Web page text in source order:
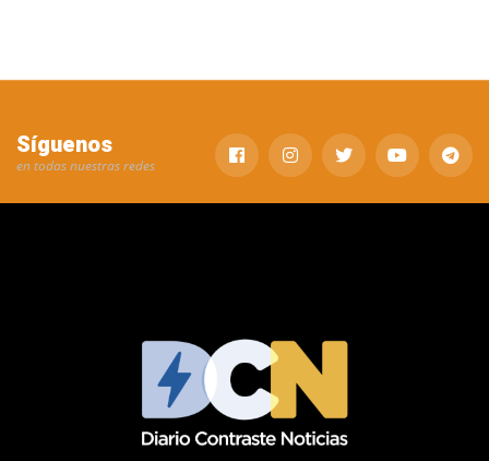
Síguenos
en todas nuestras redes